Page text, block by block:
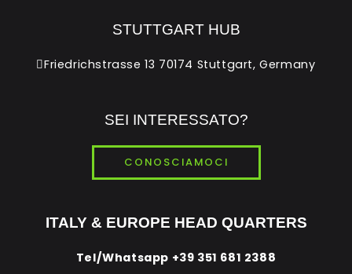
STUTTGART HUB
Friedrichstrasse 13 70174 Stuttgart, Germany
SEI INTERESSATO?
CONOSCIAMOCI
ITALY & EUROPE HEAD QUARTERS
Tel/Whatsapp +39 351 681 2388